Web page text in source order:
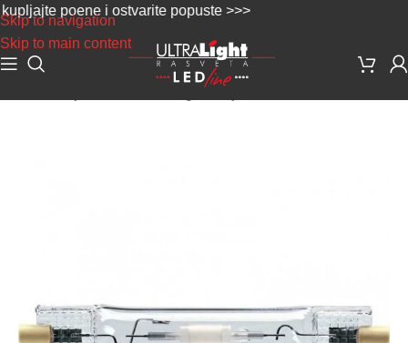
Skip to navigation
Skip to main content
poene i ostvarite popuste >>>